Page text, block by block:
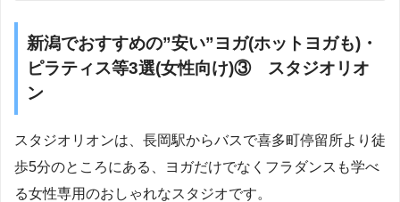
新潟でおすすめの”安い”ヨガ(ホットヨガも)・
ピラティス等3選(女性向け)③ スタジオリオ
ン
スタジオリオンは、長岡駅からバスで喜多町停留所より徒
歩5分のところにある、ヨガだけでなくフラダンスも学べ
る女性専用のおしゃれなスタジオです。